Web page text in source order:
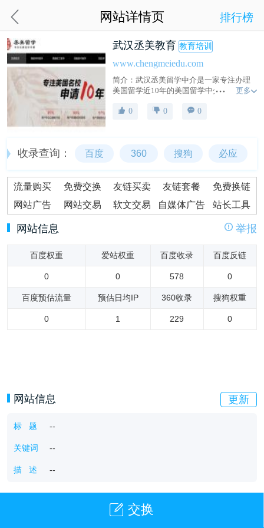
网站详情页 排行榜
武汉丞美教育 教育培训
www.chengmeiedu.com
简介：武汉丞美留学中介是一家专注办理
美国留学近10年的美国留学中介机构,咨询
帮助数千学子成功留学美国,是留学中介行
更多
0 0 0
收录查询： 百度 360 搜狗 必应
流量购买 免费交换 友链买卖 友链套餐
免费换链
网站广告
网站交易 软文交易 自媒体广告 站长工具
网站信息 举报
百度权重 爱站权重 百度收录 百度反链
0 0 578 0
百度预估流量 预估日均IP 360收录 搜狗权重
0 1 229 0
网站信息 更新
标 题 --
关键词 --
描 述 --
交换